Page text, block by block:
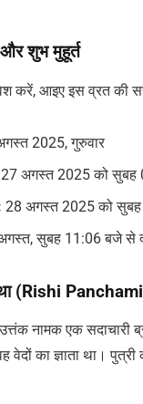
शुभ मुहूर्त
करें, आइए इस व्रत की
2025, गुरुवार
27 अगस्त 2025 को सुबह
28 अगस्त 2025 को
सुबह 11:06 बजे से
(Rishi
उत्तंक नामक एक
का ज्ञाता था।